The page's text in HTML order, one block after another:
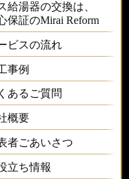
給湯器の交換は、
保証のMirai Reform
ビスの流れ
事例
あるご質問
概要
者ごあいさつ
立ち情報